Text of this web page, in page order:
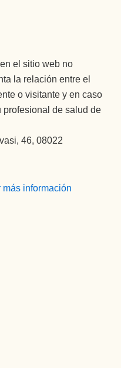
el sitio web no
la relación entre el
o visitante y en caso
profesional de salud de
46, 08022